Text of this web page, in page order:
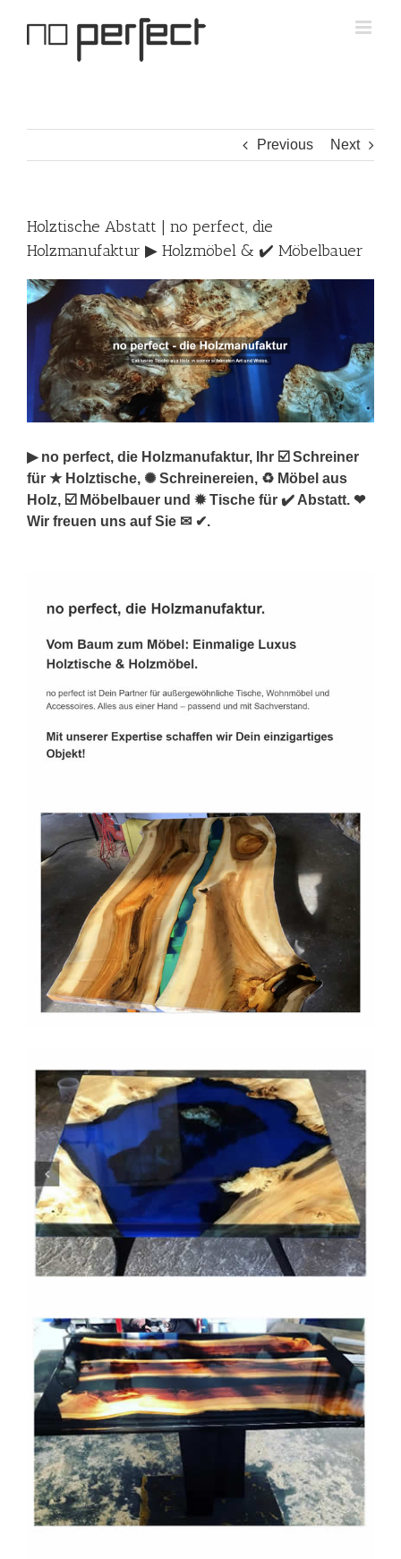
Previous Next
Holztische Abstatt | no perfect, die
Holzmanufaktur ▶︎ Holzmöbel & ✔️ Möbelbauer
▶︎ no perfect, die Holzmanufaktur, Ihr ☑️ Schreiner
für ★ Holztische, ✺ Schreinereien, ♻ Möbel aus
Holz, ☑️ Möbelbauer und ✹ Tische für ✔️ Abstatt. ❤
Wir freuen uns auf Sie ✉ ✔.